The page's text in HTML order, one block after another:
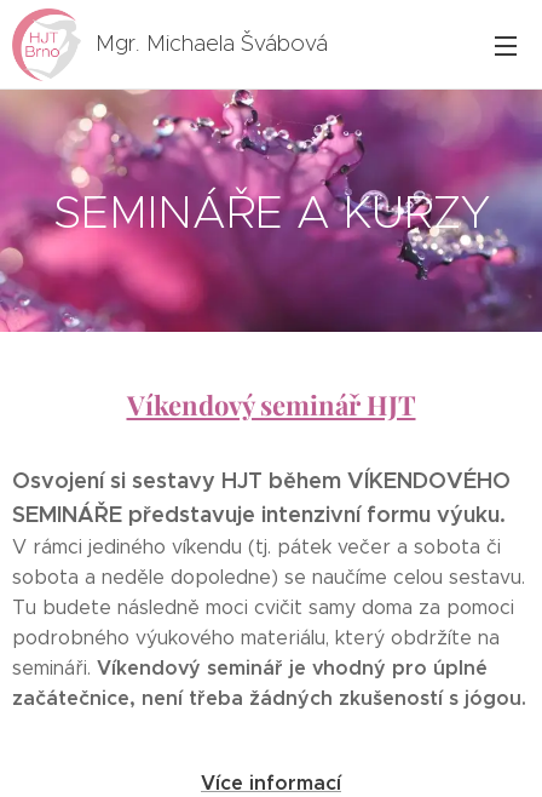
Mgr. Michaela Švábová
SEMINÁŘE A KURZY
Víkendový seminář HJT
Osvojení si sestavy HJT během VÍKENDOVÉHO
SEMINÁŘE představuje intenzivní formu výuku.
V rámci jediného víkendu (tj. pátek večer a sobota či
sobota a neděle dopoledne) se naučíme celou sestavu.
Tu budete následně moci cvičit samy doma za pomoci
podrobného výukového materiálu, který obdržíte na
semináři. Víkendový seminář je vhodný pro úplné
začátečnice, není třeba žádných zkušeností s jógou.
Více informací